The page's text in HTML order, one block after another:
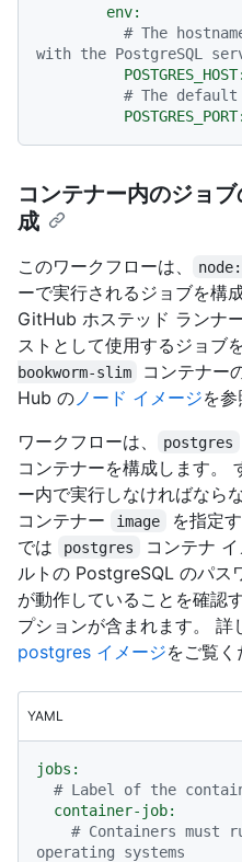
env:
# The
with the PostgreSQL
POSTGRES_HOST:
# The default
POSTGRES_PORT:
コンテナー内のジョ
成
このワークフローは、
ーで実行されるジョブを構成
GitHub ホステッド ランナ
ストとして使用するジョブ
bookworm-slim
コンテナー
Hub の ノード イメージを参
ワークフローは、
postgres
コンテナーを構成します。
ー内で実行しなければなら
コンテナー
image
を指定
では
postgres
コンテナ
ルトの PostgreSQL のパス
が動作していることを確認
プションが含まれます。
postgres イメージをご覧く
YAML
jobs:
# Label of the
container-job:
# Containers must
operating systems